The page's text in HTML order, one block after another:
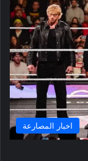
اخبار المصارعة